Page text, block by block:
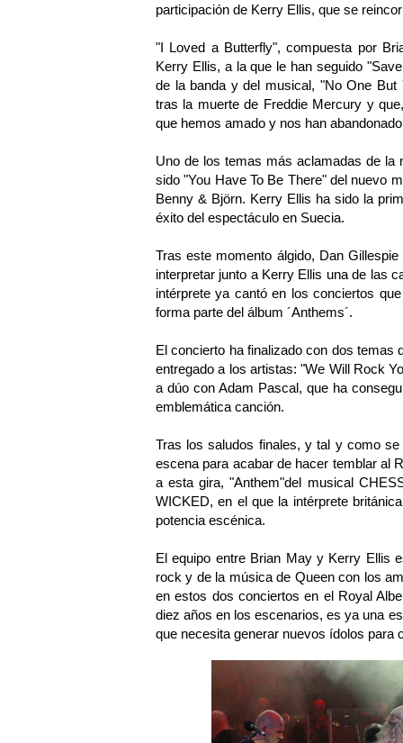
participación de Kerry Ellis, que se
"I Loved a Butterfly", compuesta por
Kerry Ellis, a la que le han seguido
de la banda y del musical, "No One
tras la muerte de Freddie Mercury y
que hemos amado y nos han
Uno de los temas más aclamadas de la
sido "You Have To Be There" del nuevo
Benny & Björn. Kerry Ellis ha sido la
éxito del espectáculo en Suecia.
Tras este momento álgido, Dan
interpretar junto a Kerry Ellis una de las
intérprete ya cantó en los conciertos
forma parte del álbum ´Anthems´.
El concierto ha finalizado con dos temas
entregado a los artistas: "We Will Rock
a dúo con Adam Pascal, que ha
emblemática canción.
Tras los saludos finales, y tal y como
escena para acabar de hacer temblar al
a esta gira, "Anthem"del musical
WICKED, en el que la intérprete
potencia escénica.
El equipo entre Brian May y Kerry Ellis
rock y de la música de Queen con los
en estos dos conciertos en el Royal
diez años en los escenarios, es ya una
que necesita generar nuevos ídolos para